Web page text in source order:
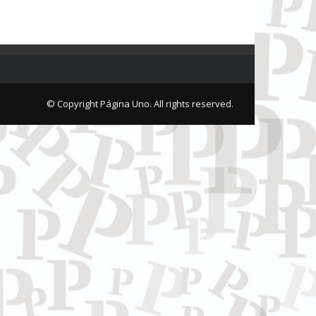
© Copyright Página Uno. All rights reserved.